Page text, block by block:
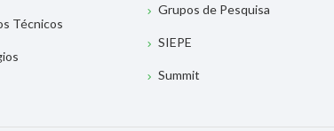
Técnicos
Grupos de Pesquisa
SIEPE
Summit